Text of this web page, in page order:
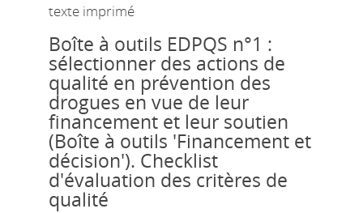
texte imprimé
Boîte à outils EDPQS n°1 :
sélectionner des actions de
qualité en prévention des
drogues en vue de leur
financement et leur soutien
(Boîte à outils 'Financement et
décision'). Checklist
d'évaluation des critères de
qualité